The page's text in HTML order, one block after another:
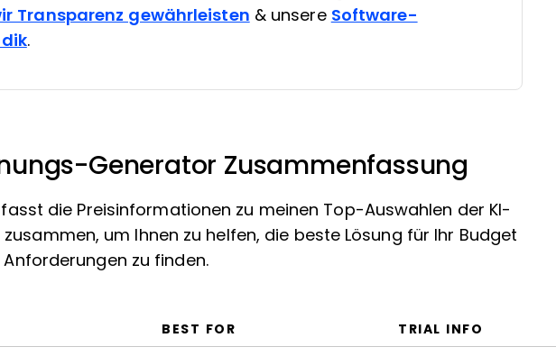
Transparenz gewährleisten & unsere Software-
.
Generator Zusammenfassung
die Preisinformationen zu meinen Top-Auswahlen der KI-
um Ihnen zu helfen, die beste Lösung für Ihr Budget
zu finden.
BEST FOR TRIAL INFO